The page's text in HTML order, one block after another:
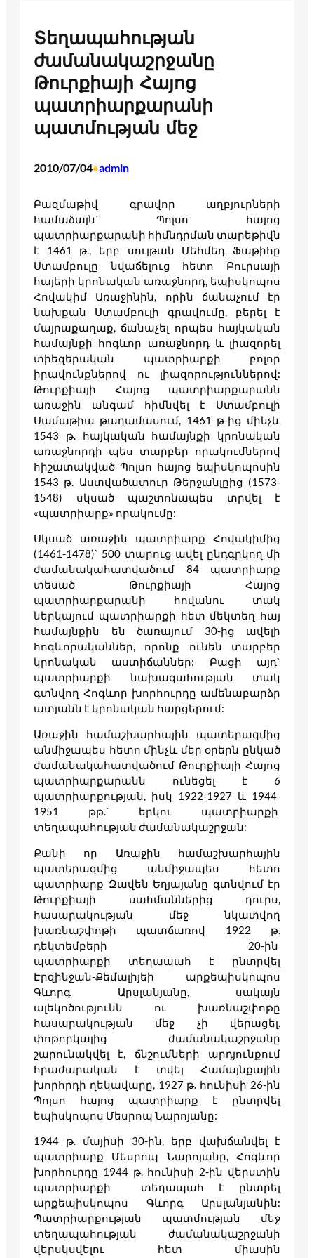
Տեղապահության
ժամանակաշրջանը
Թուրքիայի Հայոց
պատրիարքարանի
պատմության մեջ
2010/07/04•admin
Բազմաթիվ գրավոր աղբյուրների
համաձայն` Պոլսո հայոց
պատրիարքարանի հիմնդրման տարեթիվն
է 1461 թ., երբ սուլթան Մեհմեդ Ֆաթիհը
Ստամբուլը նվաճելուց հետո Բուրսայի
հայերի կրոնական առաջնորդ, եպիսկոպոս
Հովակիմ Առաջինին, որին ճանաչում էր
նախքան Ստամբուլի գրավումը, բերել է
մայրաքաղաք, ճանաչել որպես հայկական
համայնքի հոգևոր առաջնորդ և լիազորել
տիեզերական պատրիարքի բոլոր
իրավունքներով ու լիազորություններով:
Թուրքիայի Հայոց պատրիարքարանն
առաջին անգամ հիմնվել է Ստամբուլի
Սամաթիա թաղամասում, 1461 թ-ից մինչև
1543 թ. հայկական համայնքի կրոնական
առաջնորդի պես տարբեր որակումներով
հիշատակված Պոլսո հայոց եպիսկոպոսին
1543 թ. Աստվածատուր Թերջանլըից (1573-
1548) սկսած պաշտոնապես տրվել է
«պատրիարք» որակումը:
Սկսած առաջին պատրիարք Հովակիմից
(1461-1478)` 500 տարուց ավել ընդգրկող մի
ժամանակահատվածում 84 պատրիարք
տեսած Թուրքիայի Հայոց
պատրիարքարանի հովանու տակ
ներկայում պատրիարքի հետ մեկտեղ հայ
համայնքին են ծառայում 30-ից ավելի
հոգևորականներ, որոնք ունեն տարբեր
կրոնական աստիճաններ: Բացի այդ`
պատրիարքի նախագահության տակ
գտնվող Հոգևոր խորհուրդը ամենաբարձր
ատյանն է կրոնական հարցերում:
Առաջին համաշխարհային պատերազմից
անմիջապես հետո մինչև մեր օրերն ընկած
ժամանակահատվածում Թուրքիայի Հայոց
պատրիարքարանն ունեցել է 6
պատրիարքության, իսկ 1922-1927 և 1944-
1951 թթ.` երկու պատրիարքի
տեղապահության ժամանակաշրջան:
Քանի որ Առաջին համաշխարհային
պատերազմից անմիջապես հետո
պատրիարք Զավեն Եղյայանը գտնվում էր
Թուրքիայի սահմաններից դուրս,
հասարակության մեջ նկատվող
խառնաշփոթի պատճառով 1922 թ.
դեկտեմբերի 20-ին
պատրիարքի տեղապահ է ընտրվել
Էրզինջան-Քեմալիյեի արքեպիսկոպոս
Գևորգ Արսլանյանը, սակայն
ալեկոծությունն ու խառնաշփոթը
հասարակության մեջ չի վերացել.
փոթորկալից ժամանակաշրջանը
շարունակվել է, ճնշումների արդյունքում
հրաժարական է տվել Համայնքային
խորհրդի ղեկավարը, 1927 թ. հունիսի 26-ին
Պոլսո հայոց պատրիարք է ընտրվել
եպիսկոպոս Մեսրոպ Նարոյանը:
1944 թ. մայիսի 30-ին, երբ վախճանվել է
պատրիարք Մեսրոպ Նարոյանը, Հոգևոր
խորհուրդը 1944 թ. հունիսի 2-ին վերստին
պատրիարքի տեղապահ է ընտրել
արքեպիսկոպոս Գևորգ Արսլանյանին:
Պատրիարքության պատմության մեջ
տեղապահության ժամանակաշրջանի
վերսկսվելու հետ միասին